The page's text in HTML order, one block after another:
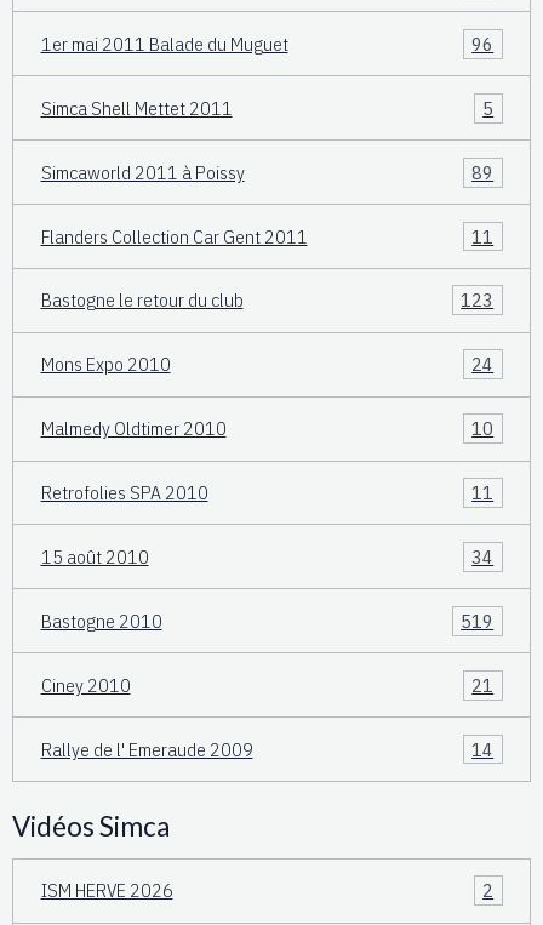
1er mai 2011 Balade du Muguet 96
Simca Shell Mettet 2011 5
Simcaworld 2011 à Poissy 89
Flanders Collection Car Gent 2011 11
Bastogne le retour du club 123
Mons Expo 2010 24
Malmedy Oldtimer 2010 10
Retrofolies SPA 2010 11
15 août 2010 34
Bastogne 2010 519
Ciney 2010 21
Rallye de l' Emeraude 2009 14
Vidéos Simca
ISM HERVE 2026 2